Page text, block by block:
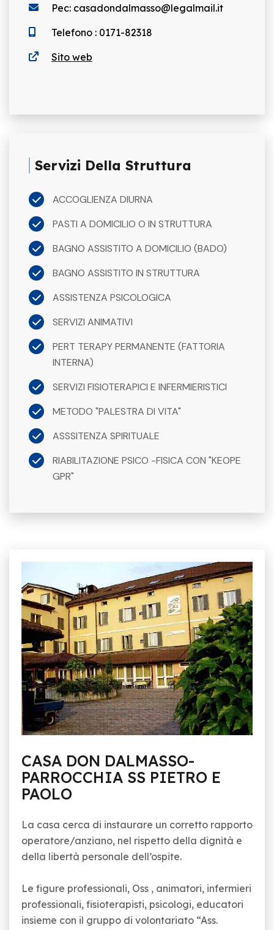
Pec: casadondalmasso@legalmail.it
Telefono : 0171-82318
Sito web
Servizi Della Struttura
ACCOGLIENZA DIURNA
PASTI A DOMICILIO O IN STRUTTURA
BAGNO ASSISTITO A DOMICILIO (BADO)
BAGNO ASSISTITO IN STRUTTURA
ASSISTENZA PSICOLOGICA
SERVIZI ANIMATIVI
PERT TERAPY PERMANENTE (FATTORIA
INTERNA)
SERVIZI FISIOTERAPICI E INFERMIERISTICI
METODO "PALESTRA DI VITA"
ASSSITENZA SPIRITUALE
RIABILITAZIONE PSICO -FISICA CON "KEOPE
GPR"
CASA DON DALMASSO-
PARROCCHIA SS PIETRO E
PAOLO
La casa cerca di instaurare un corretto rapporto
operatore/anziano, nel rispetto della dignità e
della libertà personale dell’ospite.
Le figure professionali, Oss , animatori, infermieri
professionali, fisioterapisti, psicologi, educatori
insieme con il gruppo di volontariato “Ass.